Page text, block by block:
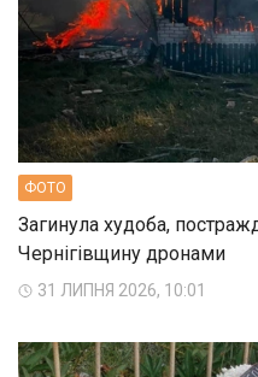
ФОТО
Загинула худоба,
Чернігівщину дронами
31 ЛИПНЯ 2026, 10:01